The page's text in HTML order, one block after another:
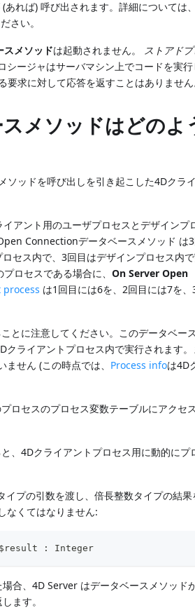
(あれば) 呼び出されます。詳細については
さい。
メソッドは起動されません。
ストアド
ージャはサーバマシン上でコードを実行
求に対して応答を返すことはありません
メソッドはどのよ
ソッドを呼び出しを引き起こした4Dクラ
アント用のユーザプロセスとデザインプ
Connectionデータベースメソッド は3
セス内で、3回目はデザインプロセス内
ロセスである場合に、On Server Open
は1回目には6を、2回目には7を
とに注意してください。このデータベー
ライアントプロセス内で実行されます。
せん (この時点では、 Process infoは4D
ロセスのプロセス変数テーブルにアクセ
、4Dクライアントプロセス用に動的にプ
イプの引数を渡し、倍長整数タイプの結果
なくてはなりません:
$result : Integer
合、4D Server はデータベースメソッド
ます。